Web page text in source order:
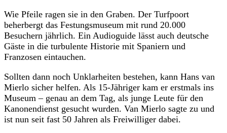
Wie Pfeile ragen sie in den Graben. Der Turfpoort
beherbergt das Festungsmuseum mit rund 20.000
Besuchern jährlich. Ein Audioguide lässt auch deutsche
Gäste in die turbulente Historie mit Spaniern und
Franzosen eintauchen.
Sollten dann noch Unklarheiten bestehen, kann Hans van
Mierlo sicher helfen. Als 15-Jähriger kam er erstmals ins
Museum – genau an dem Tag, als junge Leute für den
Kanonendienst gesucht wurden. Van Mierlo sagte zu und
ist nun seit fast 50 Jahren als Freiwilliger dabei.